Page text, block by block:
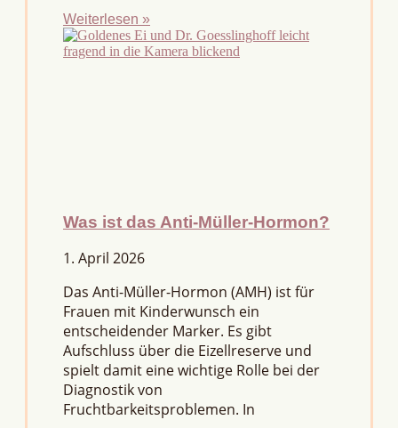
Weiterlesen »
Was ist das Anti-Müller-Hormon?
1. April 2026
Das Anti-Müller-Hormon (AMH) ist für
Frauen mit Kinderwunsch ein
entscheidender Marker. Es gibt
Aufschluss über die Eizellreserve und
spielt damit eine wichtige Rolle bei der
Diagnostik von
Fruchtbarkeitsproblemen. In